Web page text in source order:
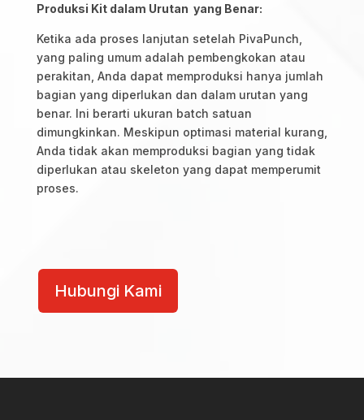
Produksi Kit dalam Urutan yang Benar:
Ketika ada proses lanjutan setelah PivaPunch,
yang paling umum adalah pembengkokan atau
perakitan, Anda dapat memproduksi hanya jumlah
bagian yang diperlukan dan dalam urutan yang
benar. Ini berarti ukuran batch satuan
dimungkinkan. Meskipun optimasi material kurang,
Anda tidak akan memproduksi bagian yang tidak
diperlukan atau skeleton yang dapat memperumit
proses.
PivaPunch
PCC
quantity
Hubungi Kami